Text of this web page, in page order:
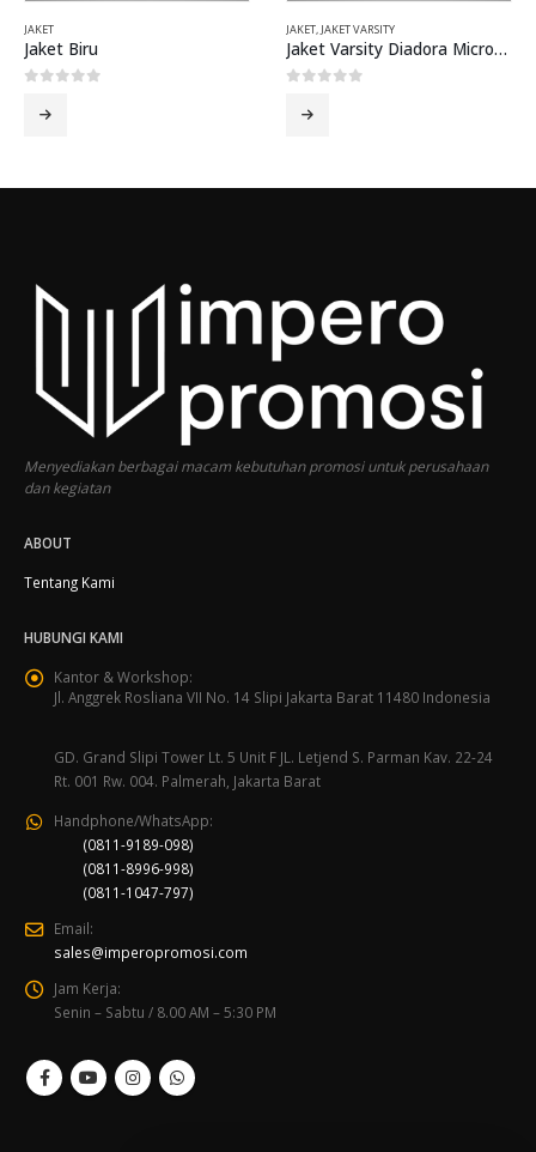
JAKET
Jaket Biru
JAKET JAKET VARSITY
Jaket Varsity Diadora Microsoft Virtual Academy Hijau Tua
Menyediakan berbagai macam kebutuhan promosi untuk perusahaan
dan kegiatan
ABOUT
Tentang Kami
HUBUNGI KAMI
Kantor & Workshop:
Jl. Anggrek Rosliana VII No. 14 Slipi Jakarta Barat 11480 Indonesia
GD. Grand Slipi Tower Lt. 5 Unit F JL. Letjend S. Parman Kav. 22-24
Rt. 001 Rw. 004. Palmerah, Jakarta Barat
Handphone/WhatsApp:
(0811-9189-098)
(0811-8996-998)
(0811-1047-797)
Email:
sales@imperopromosi.com
Jam Kerja:
Senin – Sabtu / 8.00 AM – 5:30 PM